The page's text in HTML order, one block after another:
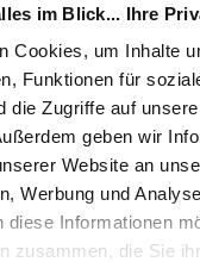
im Blick... Ihre
Cookies, um Inhalte
Funktionen für
die Zugriffe auf
geben wir
Website an
Werbung und
diese Informationen
zusammen, die Sie
Product Safety
zum Hersteller sind
from +++ Sachtler